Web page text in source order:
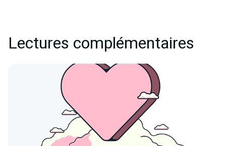
Lectures complémentaires